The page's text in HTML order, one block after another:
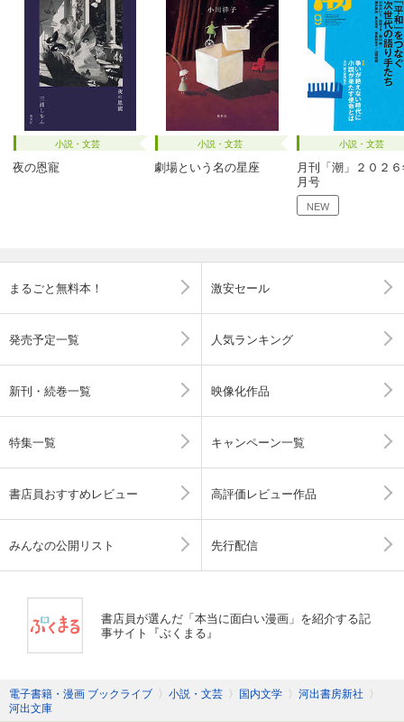
小説・文芸
夜の恩寵
小説・文芸
劇場という名の星座
小説・文芸
月刊「潮」２０２
月号
NEW
まるごと無料本！ 激安セール
発売予定一覧 人気ランキング
新刊・続巻一覧 映像化作品
特集一覧 キャンペーン一覧
書店員おすすめレビュー 高評価レビュー作品
みんなの公開リスト 先行配信
書店員が選んだ「本当に面白い漫画」を紹介する記
事サイト『ぶくまる』
電子書籍・漫画 ブックライブ 〉 小説・文芸 〉 国内文学 〉 河出書房新社 〉
河出文庫